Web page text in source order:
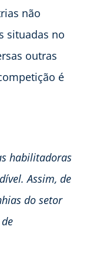
não
situadas no
outras
é
habilitadoras
Assim, de
do setor